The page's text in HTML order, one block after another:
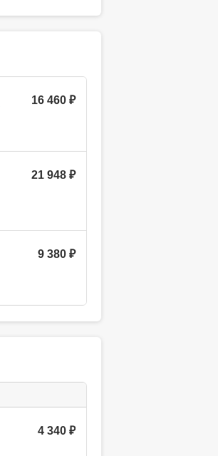
16 460 ₽
21 948 ₽
9 380 ₽
4 340